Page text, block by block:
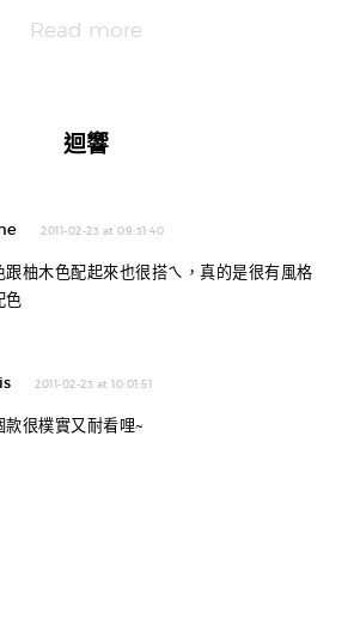
Read more
迴響
2011-02-23 at 09:31:40
跟柚木色配起來也很搭ㄟ，真的是很有風格
色
2011-02-23 at 10:01:51
款很樸實又耐看哩~